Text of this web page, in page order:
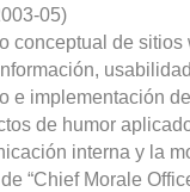
05)
conceptual de sitios
e implementación
de humor
interna y la
“Chief Morale